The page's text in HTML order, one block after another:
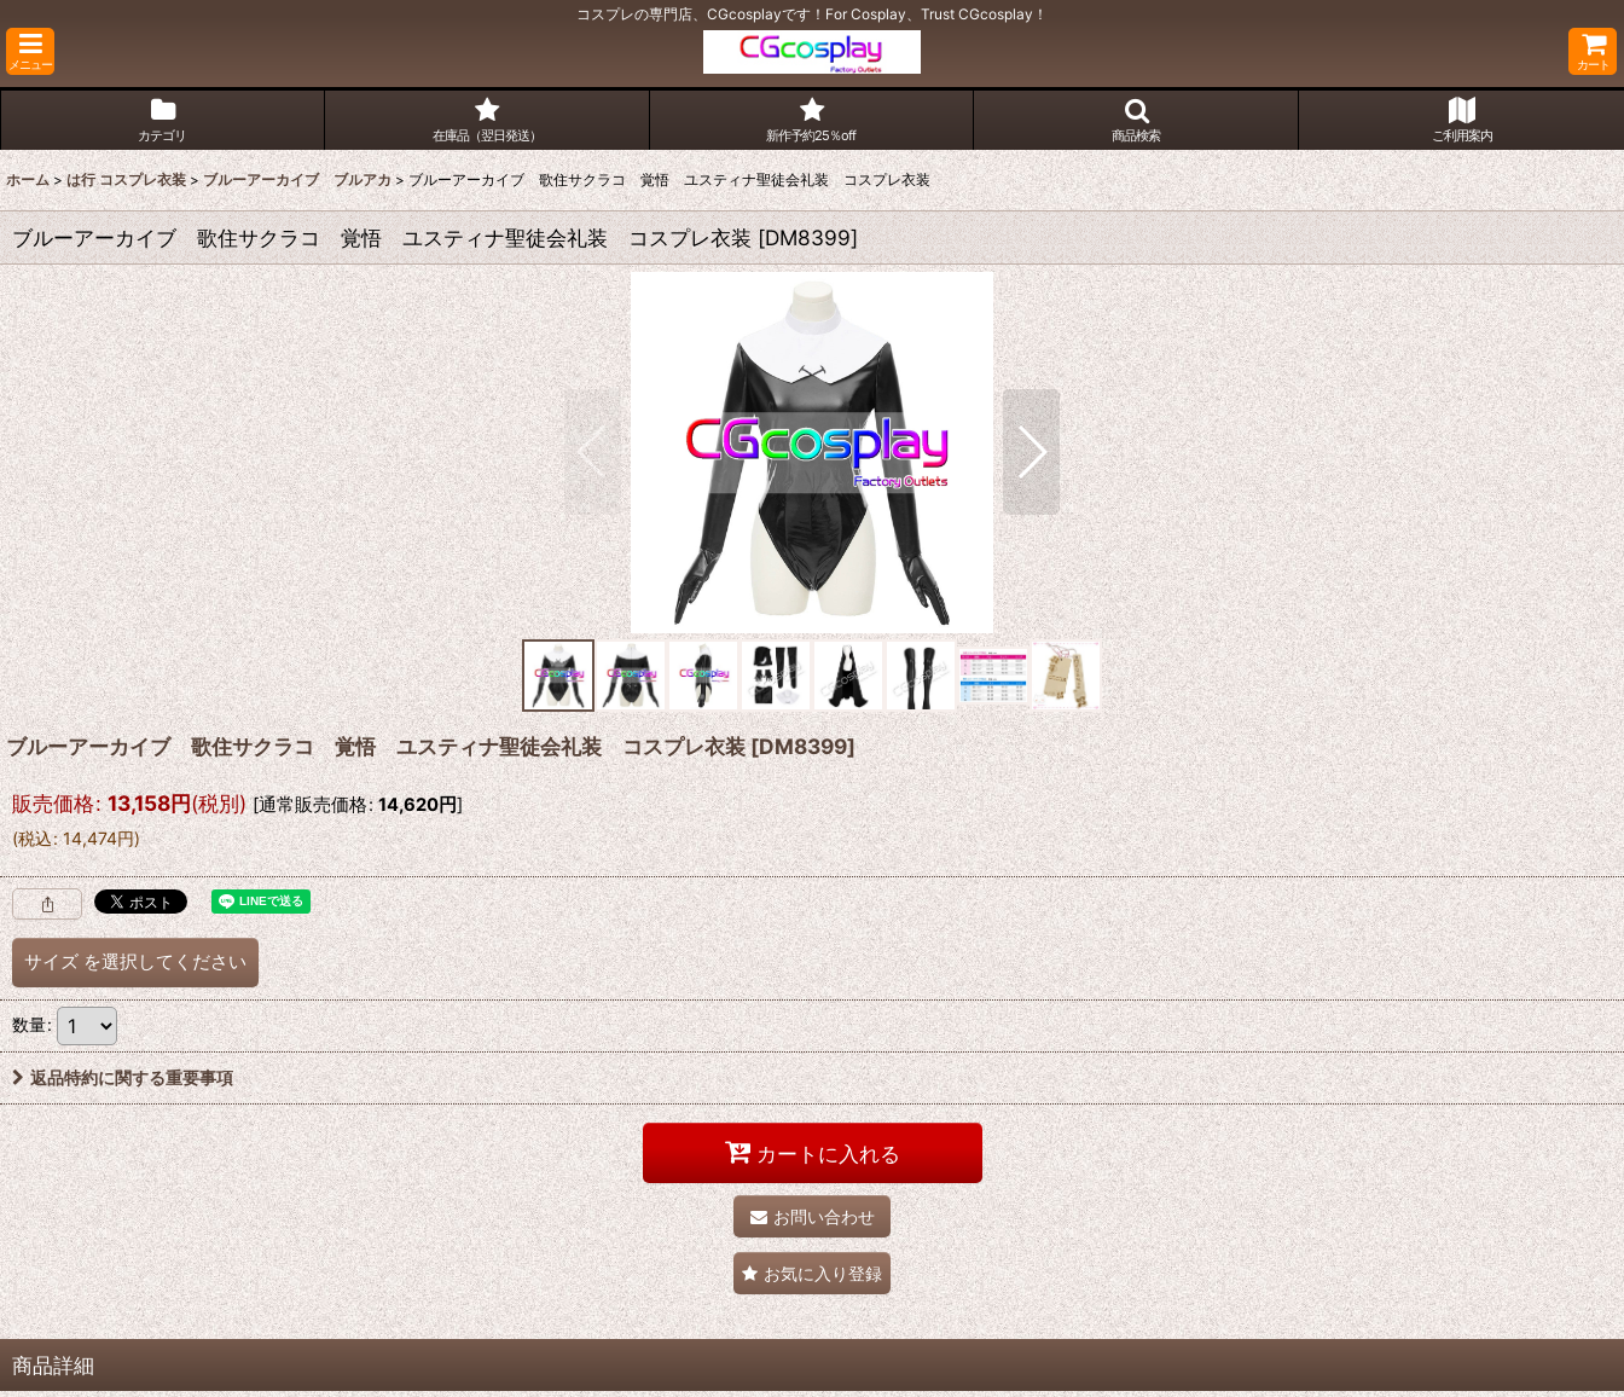
コスプレの専門店、CGcosplayです！For Cosplay、Trust CGcosplay！
メニュー カート
カテゴリ 在庫品（翌日発送） 新作予約25％off 商品検索 ご利用案内
ホーム > は行 コスプレ衣装 > ブルーアーカイブ ブルアカ > ブルーアーカイブ 歌住サクラコ 覚悟 ユスティナ聖徒会礼装 コスプレ衣装
ブルーアーカイブ 歌住サクラコ 覚悟 ユスティナ聖徒会礼装 コスプレ衣装 [DM8399]
ブルーアーカイブ 歌住サクラコ 覚悟 ユスティナ聖徒会礼装 コスプレ衣装 [DM8399]
販売価格: 13,158円(税別) [通常販売価格: 14,620円]
(税込: 14,474円)
サイズ を選択してください
数量:
返品特約に関する重要事項
カートに入れる
お問い合わせ
お気に入り登録
商品詳細